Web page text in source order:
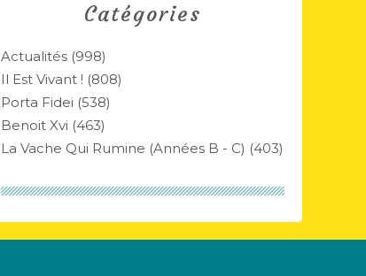
Catégories
Actualités (998)
Il Est Vivant ! (808)
Porta Fidei (538)
Benoit Xvi (463)
La Vache Qui Rumine (années B - C) (403)